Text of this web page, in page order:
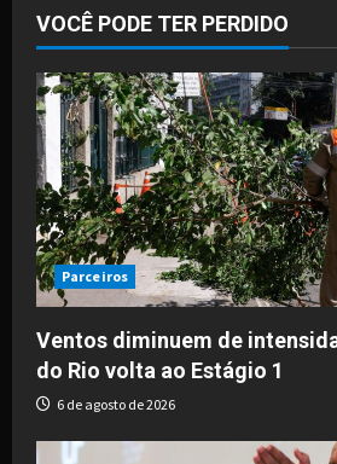
VOCÊ PODE TER PERDIDO
Parceiros
Ventos diminuem de
do Rio volta ao Estágio 1
6 de agosto de 2026